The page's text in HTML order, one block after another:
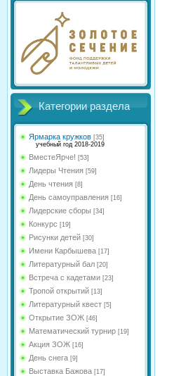
Категории раздела
Ярмарка кружков [35]
учебный год 2018-2019
ВместеЯрче! [53]
Лидеры Чтения [59]
День чтения [8]
День самоуправления [16]
Лидерские сборы [34]
Конкурс [19]
Рисунки детей [30]
Имени Карбышева [17]
Литературный бал [20]
Встреча с кадетами [23]
Тропой открытий [13]
Литературный квест [5]
Открытие ЗОЖ [46]
Математический турнир [19]
Акция ЗОЖ [16]
День снега [9]
Выставка Бажова [17]